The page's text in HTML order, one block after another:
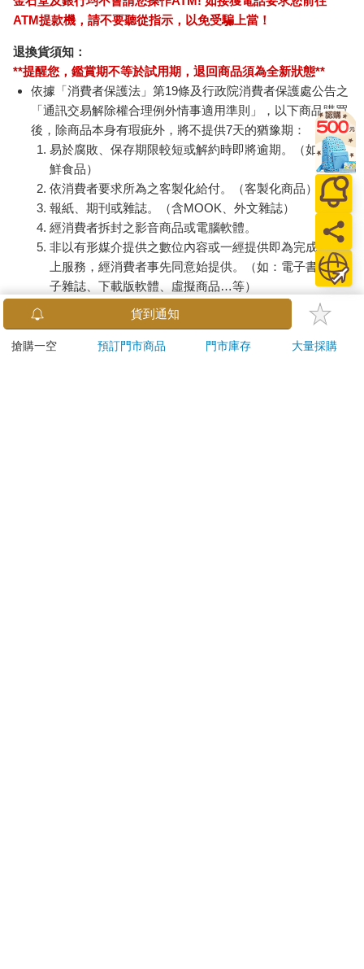
ATM提款機，請不要聽從指示，以免受騙上當！
退換貨須知：
**提醒您，鑑賞期不等於試用期，退回商品須為全新狀態**
依據「消費者保護法」第19條及行政院消費者保護處公告之
「通訊交易解除權合理例外情事適用準則」，以下商品購買
後，除商品本身有瑕疵外，將不提供7天的猶豫期：
易於腐敗、保存期限較短或解約時即將逾期。（如：生
鮮食品）
依消費者要求所為之客製化給付。（客製化商品）
報紙、期刊或雜誌。（含MOOK、外文雜誌）
經消費者拆封之影音商品或電腦軟體。
非以有形媒介提供之數位內容或一經提供即為完成之線
上服務，經消費者事先同意始提供。（如：電子書、電
子雜誌、下載版軟體、虛擬商品…等）
已拆封之個人衛生用品。（如：內衣褲、刮鬍刀、除毛
若非上列種類商品，均享有到貨7天的猶豫期（含例假
貨到通知
搶購一空 預訂門市商品 門市庫存 大量採購